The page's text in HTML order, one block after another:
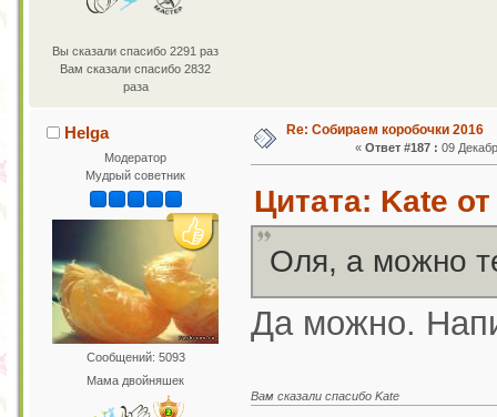
Вы сказали спасибо 2291 раз
Вам сказали спасибо 2832
раза
Helga
Модератор
Мудрый советник
Сообщений: 5093
Мама двойняшек
Re: Собираем коробочки 2016
«Ответ #187 : 09
Цитата: Kate
Оля, а можно
Да можно.
Вам сказали спасибо Kate